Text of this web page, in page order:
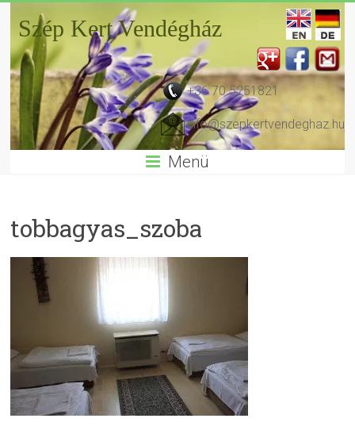
Szép Kert Vendégház
+36 70 5251821
info@szepkertvendeghaz.hu
Menü
tobbagyas_szoba